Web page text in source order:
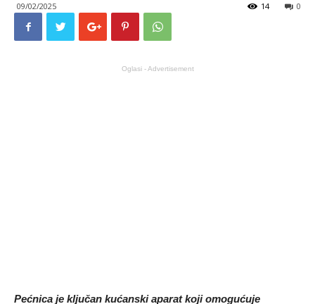
09/02/2025 0
14
Oglasi - Advertisement
Pećnica je ključan kućanski aparat koji omogućuje